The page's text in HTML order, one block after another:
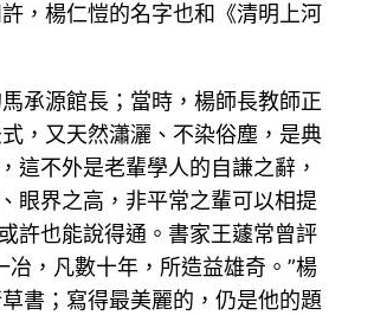
，楊仁愷的名字也和《清明上河
承源館長；當時，楊師長教師正
，又天然瀟灑、不染俗塵，是典
這不外是老輩學人的自謙之辭，
眼界之高，非平常之輩可以相提
許也能說得通。書家王蘧常曾評
，凡數十年，所造益雄奇。”楊
書；寫得最美麗的，仍是他的題